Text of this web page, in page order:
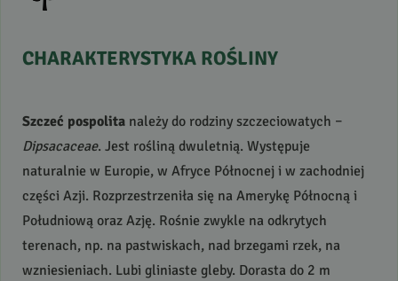
CHARAKTERYSTYKA ROŚLINY
Szczeć pospolita należy do rodziny szczeciowatych –
Dipsacaceae. Jest rośliną dwuletnią. Występuje
naturalnie w Europie, w Afryce Północnej i w zachodniej
części Azji. Rozprzestrzeniła się na Amerykę Północną i
Południową oraz Azję. Rośnie zwykle na odkrytych
terenach, np. na pastwiskach, nad brzegami rzek, na
wzniesieniach. Lubi gliniaste gleby. Dorasta do 2 m